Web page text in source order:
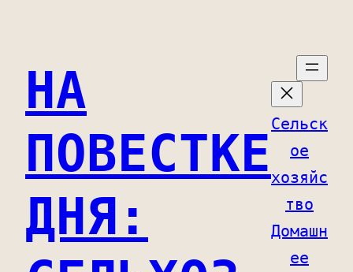
содержимому
НА
ПОВЕСТКЕ
ДНЯ:
Сельск
ое
хозяйс
тво
Домашн
ее